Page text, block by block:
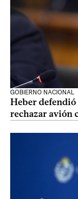
GOBIERNO NACIONAL
Heber
rechazar avión